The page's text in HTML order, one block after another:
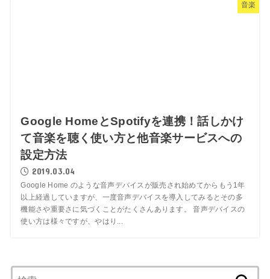
音楽
Google HomeとSpotifyを連携！話しかけ
て音楽を聴く使い方と他音楽サービスへの
設定方法
2019.03.04
Google Home のような音声デバイスが販売され始めてからもう1年
以上経過していますが、一度音声デバイスを導入してみるとその多
機能さや重要さに気づくことがたくさんあります。 音声デバイスの
使い方は様々ですが、やはり...